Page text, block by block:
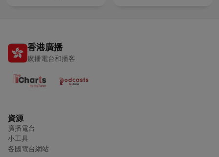
香港廣播
廣播電台和播客
資源
廣播電台
小工具
各國電台網站